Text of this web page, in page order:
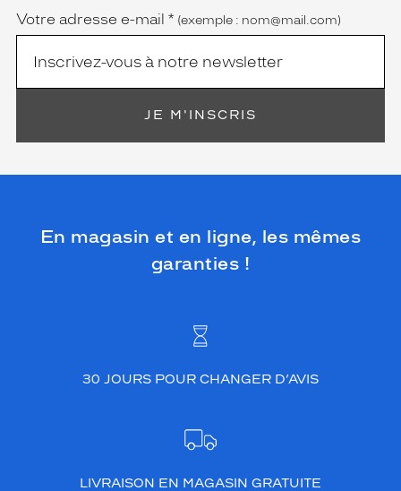
Votre adresse e-mail * (exemple : nom@mail.com)
JE M'INSCRIS
En magasin et en ligne, les mêmes
garanties !
30 JOURS POUR CHANGER D’AVIS
LIVRAISON EN MAGASIN GRATUITE